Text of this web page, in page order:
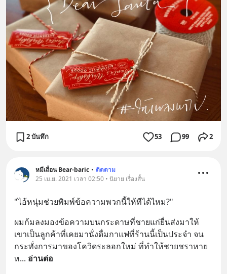
2 บันทึก 53 99 2
หมีเถื่อน Bear-baric • ติดตาม
25 เม.ย. 2021 เวลา 02:50 • นิยาย เรื่องสั้น
"ไอ้หนุ่มช่วยพิมพ์ข้อความพวกนี้ให้ทีได้ไหม?"
ผมก้มลงมองข้อความบนกระดาษที่ชายแก่ยื่นส่งมาให้
เขาเป็นลูกค้าที่เคยมานั่งดื่มกาแฟที่ร้านนี้เป็นประจำ จน
กระทั่งการมาของโควิดระลอกใหม่ ที่ทำให้ชายชราหาย
ห... อ่านต่อ